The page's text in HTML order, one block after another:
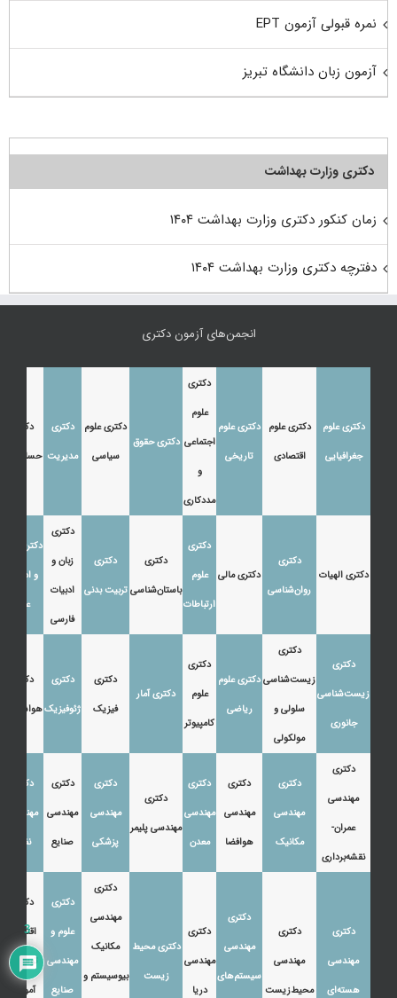
نمره قبولی آزمون EPT
آزمون زبان دانشگاه تبریز
دکتری وزارت بهداشت
زمان کنکور دکتری وزارت بهداشت ۱۴۰۴
دفترچه دکتری وزارت بهداشت ۱۴۰۴
انجمن‌های آزمون دکتری
دکتری علوم
جغرافیایی
دکتری علوم
اقتصادی
دکتری علوم
تاریخی
دکتری
علوم
اجتماعی
و
مددکاری
دکتری حقوق
دکتری علوم
سیاسی
دکتری
مدیریت
دکتری
حسابداری
دکتری الهیات
دکتری
روان‌شناسی
دکتری مالی
دکتری
علوم
ارتباطات
دکتری
باستان‌شناسی
دکتری
تربیت بدنی
دکتری
زبان و
ادبیات
فارسی
دکتری زبان
و ادبیات
عرب
دکتری
زیست‌شناسی
جانوری
دکتری
زیست‌شناسی
سلولی و
مولکولی
دکتری علوم
ریاضی
دکتری
علوم
کامپیوتر
دکتری آمار
دکتری
فیزیک
دکتری
ژئوفیزیک
دکتری
هواشناسی
دکتری
مهندسی
عمران-
نقشه‌برداری
دکتری
مهندسی
مکانیک
دکتری
مهندسی
هوافضا
دکتری
مهندسی
معدن
دکتری
مهندسی پلیمر
دکتری
مهندسی
پزشکی
دکتری
مهندسی
صنایع
دکتری
مهندسی
نفت
دکتری
مهندسی
هسته‌ای
دکتری
مهندسی
محیط‌زیست
دکتری
مهندسی
سیستم‌های
دکتری
مهندسی
دریا
دکتری محیط
زیست
دکتری
مهندسی
مکانیک
بیوسیستم و
دکتری
علوم و
مهندسی
صنایع
دکتری
اقتصاد،
توسعه و
آموزش
3